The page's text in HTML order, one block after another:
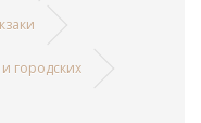
городских